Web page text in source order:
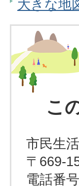
大きな地
こ
市民生
〒669-
電話番